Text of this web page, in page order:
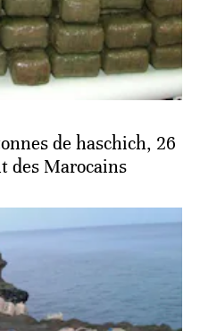
de haschich, 26
des Marocains